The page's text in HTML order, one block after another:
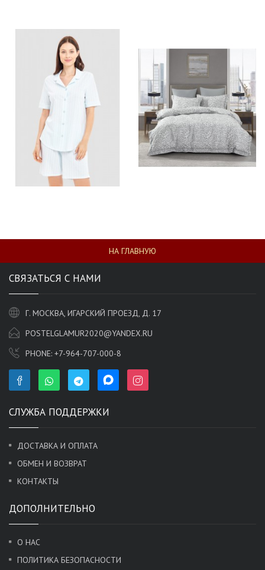
НА ГЛАВНУЮ
СВЯЗАТЬСЯ С НАМИ
Г. МОСКВА, ИГАРСКИЙ ПРОЕЗД, Д. 17
POSTELGLAMUR2020@YANDEX.RU
PHONE: +7-964-707-000-8
СЛУЖБА ПОДДЕРЖКИ
ДОСТАВКА И ОПЛАТА
ОБМЕН И ВОЗВРАТ
КОНТАКТЫ
ДОПОЛНИТЕЛЬНО
О НАС
ПОЛИТИКА БЕЗОПАСНОСТИ